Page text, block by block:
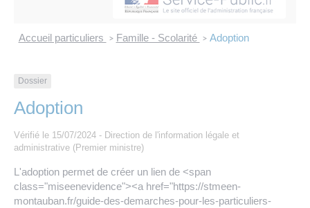
Eau et assainissement
Travaux
Annuaire de contacts
Les offres d’emploi de la communauté de
Accueil particuliers > Famille - Scolarité > Adoption
Dossier
Adoption
Vérifié le 15/07/2024 - Direction de l'information légale et
administrative (Premier ministre)
L'adoption permet de créer un lien de <span
class="miseenevidence"><a href="https://stmeen-
montauban.fr/guide-des-demarches-pour-les-particuliers-